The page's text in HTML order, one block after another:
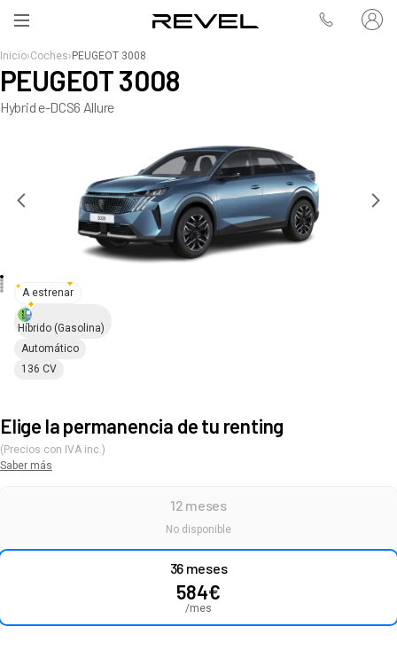
Inicio›Coches› PEUGEOT 3008
PEUGEOT 3008
Hybrid e-DCS6 Allure
A estrenar
Híbrido (Gasolina)
Automático
136 CV
Elige la permanencia de tu renting
(Precios con IVA inc.)
Saber más
12 meses
No disponible
36 meses
584€
/mes